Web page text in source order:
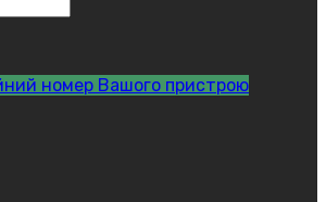
номер Вашого пристрою